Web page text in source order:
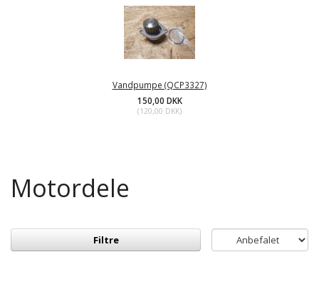
Vandpumpe (QCP3327)
150,00 DKK
(120,00 DKK)
Motordele
Filtre